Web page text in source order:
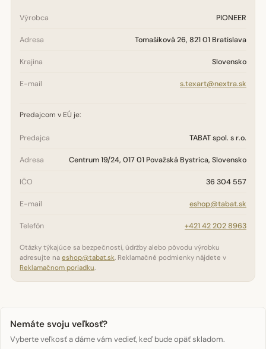
Výrobca PIONEER
Adresa Tomašiková 26, 821 01 Bratislava
Krajina Slovensko
E-mail s.texart@nextra.sk
Predajcom v EÚ je:
Predajca TABAT spol. s r.o.
Adresa Centrum 19/24, 017 01 Považská Bystrica, Slovensko
IČO 36 304 557
E-mail eshop@tabat.sk
Telefón +421 42 202 8963
Otázky týkajúce sa bezpečnosti, údržby alebo pôvodu výrobku
adresujte na eshop@tabat.sk. Reklamačné podmienky nájdete v
Reklamačnom poriadku.
Nemáte svoju veľkosť?
Vyberte veľkosť a dáme vám vedieť, keď bude opäť skladom.